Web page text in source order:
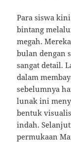
Para siswa
bintang
megah.
bulan dengan
sangat detail.
dalam
sebelumnya
lunak ini
bentuk
indah.
permukaan